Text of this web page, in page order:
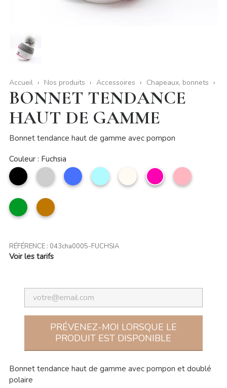
Accueil Nos produits Accessoires Chapeaux, bonnets
BONNET TENDANCE
HAUT DE GAMME
Bonnet tendance haut de gamme avec pompon
Couleur : Fuchsia
noir Argent Bleu
Bleu
ciel
Beige Fuchsia
Rose
clair
vert
anglais
camel
RÉFÉRENCE : 043cha0005-FUCHSIA
Voir les tarifs
PRÉVENEZ-MOI LORSQUE LE
PRODUIT EST DISPONIBLE
Bonnet tendance haut de gamme avec pompon et doublé
polaire